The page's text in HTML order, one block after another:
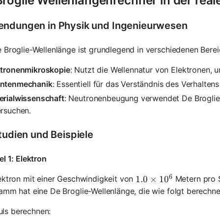
in Physik und Ingenieurwesen
Broglie-Wellenlänge ist grundlegend in verschiedenen
: Nutzt die Wellennatur von Elektronen,
: Essentiell für das Verständnis des
: Neutronenbeugung verwendet De
und Beispiele
1: Elektron
mit einer Geschwindigkeit von 1.0 \times 10^6
1.0 × 106 Metern pro
hat eine De Broglie-Wellenlänge, die wie folgt
berechnen: